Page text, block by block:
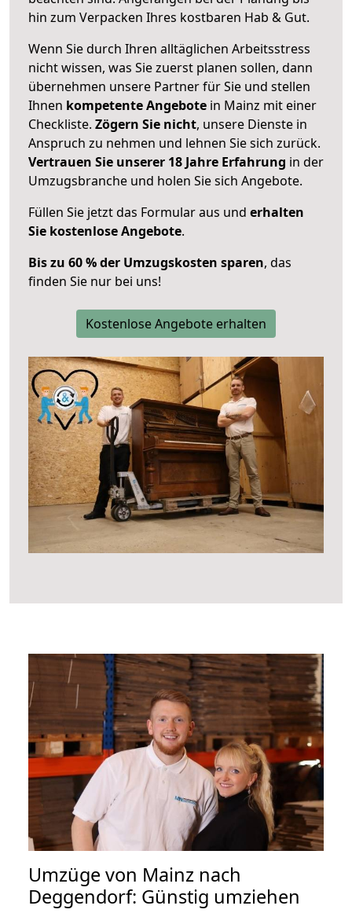
hin zum Verpacken Ihres kostbaren Hab & Gut.
Wenn Sie durch Ihren alltäglichen Arbeitsstress
nicht wissen, was Sie zuerst planen sollen, dann
übernehmen unsere Partner für Sie und stellen
Ihnen kompetente Angebote in Mainz mit einer
Checkliste. Zögern Sie nicht, unsere Dienste in
Anspruch zu nehmen und lehnen Sie sich zurück.
Vertrauen Sie unserer 18 Jahre Erfahrung in der
Umzugsbranche und holen Sie sich Angebote.
Füllen Sie jetzt das Formular aus und erhalten
Sie kostenlose Angebote.
Bis zu 60 % der Umzugskosten sparen, das
finden Sie nur bei uns!
Kostenlose Angebote erhalten
Umzüge von Mainz nach
Deggendorf: Günstig umziehen